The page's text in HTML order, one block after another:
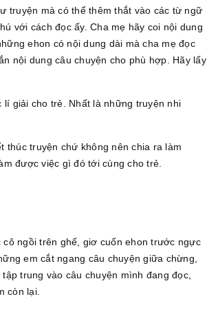
truyện mà có thể thêm thắt vào các từ ngữ
với cách đọc ấy. Cha mẹ hãy coi nội dung
ehon có nội dung dài mà cha mẹ đọc
nội dung câu chuyện cho phù hợp. Hãy lấy
giải cho trẻ. Nhất là những truyện nhi
thúc truyện chứ không nên chia ra làm
được việc gì đó tới cùng cho trẻ.
ngồi trên ghế, giơ cuốn ehon trước ngực
em cắt ngang câu chuyện giữa chừng,
trung vào câu chuyện mình đang đọc,
còn lại.